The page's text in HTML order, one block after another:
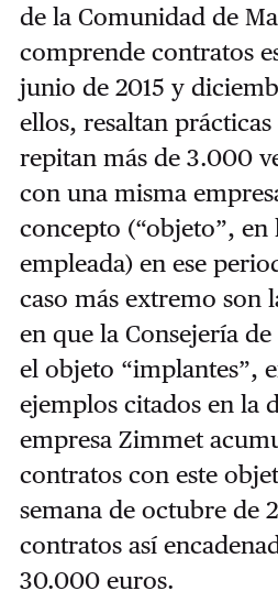
de la Comunidad de
comprende contratos
junio de 2015 y
ellos, resaltan
repitan más de 3.000
con una misma
concepto (“objeto”,
empleada) en ese
caso más extremo son
en que la Consejería
el objeto “implantes”,
ejemplos citados en la
empresa Zimmet
contratos con este
semana de octubre de
contratos así
30.000 euros.